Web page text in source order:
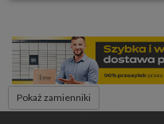
Pokaż zamienniki